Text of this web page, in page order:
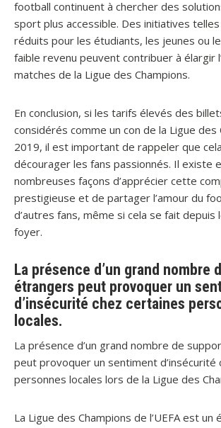
football continuent à chercher des
sport plus accessible. Des initiatives
réduits pour les étudiants, les jeunes ou
faible revenu peuvent contribuer à élargir
matches de la Ligue des Champions.
En conclusion, si les tarifs élevés des
considérés comme un con de la Ligue des
2019, il est important de rappeler que
décourager les fans passionnés. Il existe
nombreuses façons d’apprécier cette
prestigieuse et de partager l’amour du
d’autres fans, même si cela se fait
foyer.
La présence d’un grand nombre
étrangers peut provoquer un
d’insécurité chez certaines
locales.
La présence d’un grand nombre de
peut provoquer un sentiment d’insécurité
personnes locales lors de la Ligue des
La Ligue des Champions de l’UEFA est un